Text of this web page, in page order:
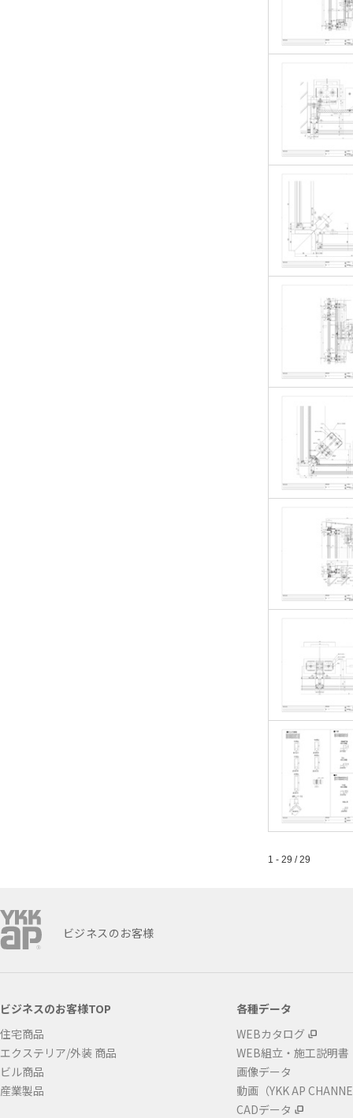
1 - 29 / 29
ビジネスのお客様
ビジネスのお客様TOP
住宅商品
エクステリア/外装 商品
ビル商品
産業製品
各種データ
WEBカタログ
WEB組立・施工説明書
画像データ
動画（YKK AP
CADデータ